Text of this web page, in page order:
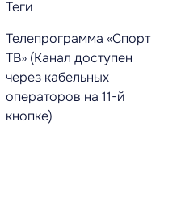
Теги
Телепрограмма «Спорт
ТВ» (Канал доступен
через кабельных
операторов на 11-й
кнопке)